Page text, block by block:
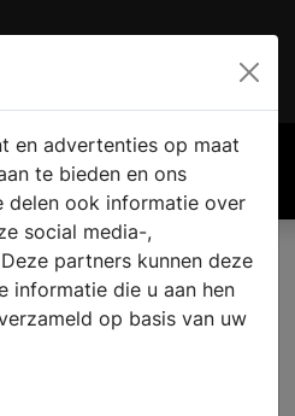
WEBSHOP
en advertenties op maat
te bieden en ons
delen ook informatie over
social media-,
partners kunnen deze
informatie die u aan hen
op basis van uw